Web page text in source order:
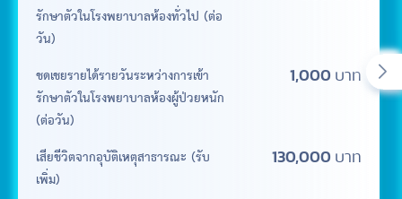
รักษาตัวในโรงพยาบาลห้องทั่วไป (ต่อ
วัน)
ชดเชยรายได้รายวันระหว่างการเข้า
รักษาตัวในโรงพยาบาลห้องผู้ป่วยหนัก
(ต่อวัน)
1,000 บาท
เสียชีวิตจากอุบัติเหตุสาธารณะ (รับ
เพิ่ม)
130,000 บาท